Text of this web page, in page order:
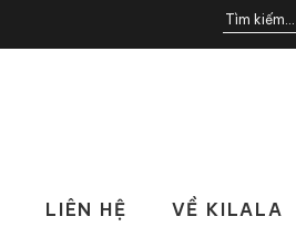
LIÊN HỆ VỀ KILALA